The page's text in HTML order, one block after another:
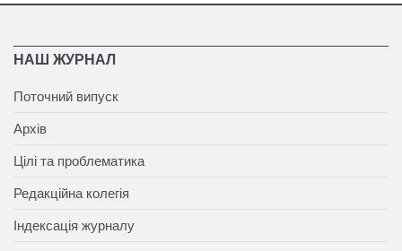
НАШ ЖУРНАЛ
Поточний випуск
Архів
Цілі та проблематика
Редакційна колегія
Індексація журналу